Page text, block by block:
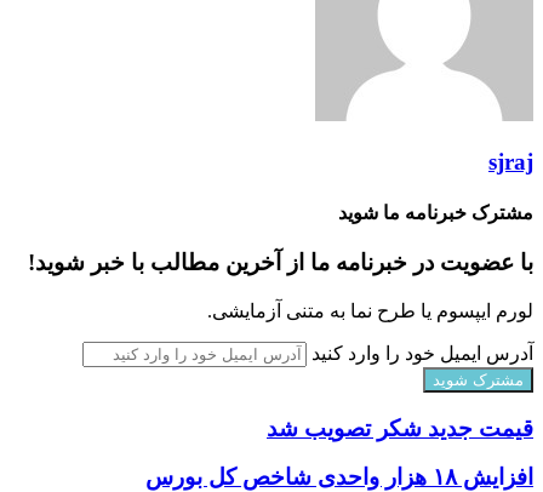
sjraj
مشترک خبرنامه ما شوید
با عضویت در خبرنامه ما از آخرین مطالب با خبر شوید!
لورم ایپسوم یا طرح‌ نما به متنی آزمایشی.
آدرس ایمیل خود را وارد کنید
قیمت جدید شکر تصویب شد
افزایش ۱۸ هزار واحدی شاخص کل بورس